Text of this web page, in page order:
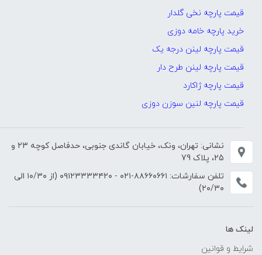
قیمت پارچه نخی گلدار
خرید پارچه خامه دوزی
قیمت پارچه لینن درجه یک
قیمت پارچه لینن طرح دار
قیمت پارچه ژاکارد
قیمت پارچه لنین سوزن دوزی
نشانی: تهران، ونک، خیابان گاندی جنوبی، حدفاصل کوچه 23 و
25، پلاک 79
تلفن سفارشات: ۸۸۶۶۰۶۶۱-۰۲۱ - ۰۹۱۲۳۳۳۳۴۲۰
(از ۱۰/۳۰ الی
۲۰/۳۰)
لینک ها
شرایط و قوانین